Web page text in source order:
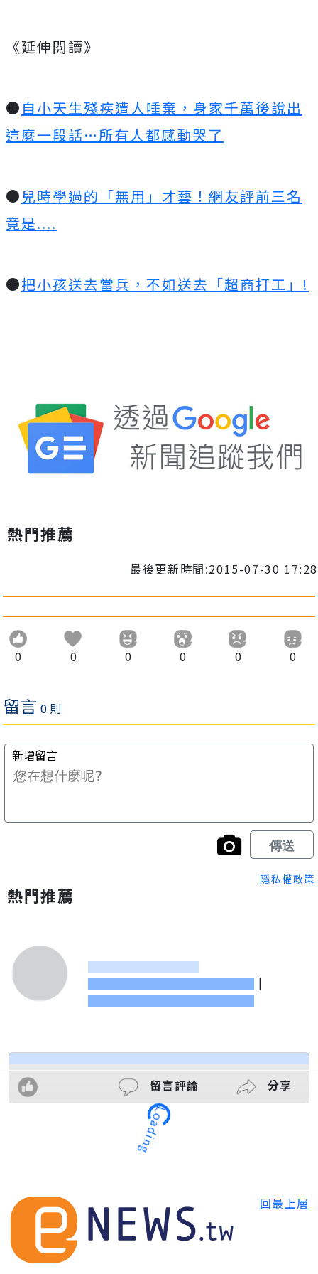
《延伸閱讀》
● 自小天生殘疾遭人唾棄，身家千萬後說出
這麼一段話…所有人都感動哭了
● 兒時學過的「無用」才藝！網友評前三名
竟是....
●把小孩送去當兵，不如送去「超商打工」!
熱門推薦
最後更新時間:2015-07-30 17:28
0 0 0 0 0 0
隱私權政策
熱門推薦
|
留言評論 分享
Loading
回最上層